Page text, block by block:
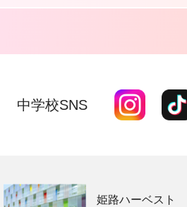
中学校SNS
姫路ハーベスト